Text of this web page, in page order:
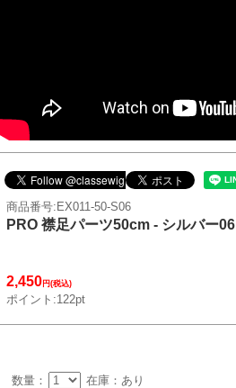
商品番号:EX011-50-S06
PRO 襟足パーツ50cm - シルバー06
2,450円(税込)
ポイント:122pt
数量： 在庫：あり